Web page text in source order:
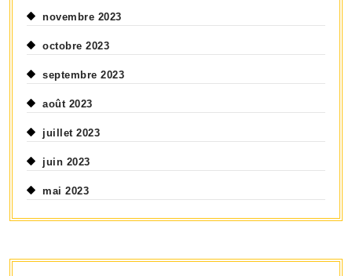
novembre 2023
octobre 2023
septembre 2023
août 2023
juillet 2023
juin 2023
mai 2023